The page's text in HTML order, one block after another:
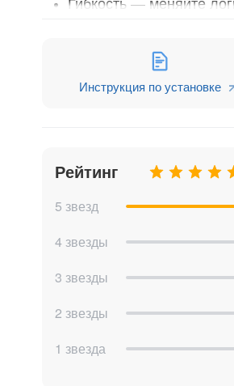
Гибкость — меняйте
Визуальный
Неограниченная
Выбираете основное
Сохраняете — готово!
Кейс: Разные типы сделок
У вас есть поле "Тип
Программное
Консультация →
Инструкция по установке
Рейтинг
5 звезд
4 звезды
3 звезды
2 звезды
1 звезда